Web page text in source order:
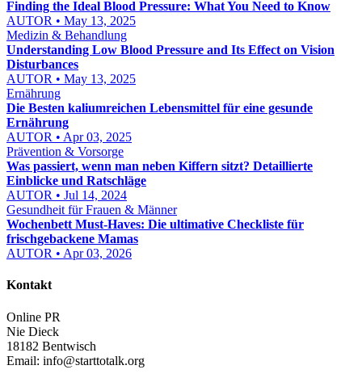
Finding the Ideal Blood Pressure: What You Need to Know
AUTOR • May 13, 2025
Medizin & Behandlung
Understanding Low Blood Pressure and Its Effect on Vision
Disturbances
AUTOR • May 13, 2025
Ernährung
Die Besten kaliumreichen Lebensmittel für eine gesunde
Ernährung
AUTOR • Apr 03, 2025
Prävention & Vorsorge
Was passiert, wenn man neben Kiffern sitzt? Detaillierte
Einblicke und Ratschläge
AUTOR • Jul 14, 2024
Gesundheit für Frauen & Männer
Wochenbett Must-Haves: Die ultimative Checkliste für
frischgebackene Mamas
AUTOR • Apr 03, 2026
Kontakt
Online PR
Nie Dieck
18182 Bentwisch
Email: info@starttotalk.org